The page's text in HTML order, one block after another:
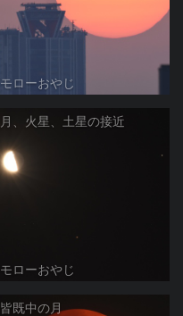
モローおやじ
月、火星、土星の接近
モローおやじ
皆既中の月